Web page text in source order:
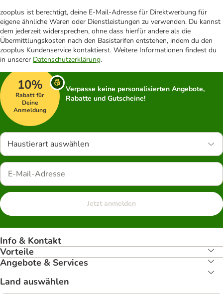
zooplus ist berechtigt, deine E-Mail-Adresse für Direktwerbung für
eigene ähnliche Waren oder Dienstleistungen zu verwenden. Du kannst
dem jederzeit widersprechen, ohne dass hierfür andere als die
Übermittlungskosten nach den Basistarifen entstehen, indem du den
zooplus Kundenservice kontaktierst. Weitere Informationen findest du
in unserer Datenschutzerklärung.
10%
Rabatt für
Deine
Anmeldung
Verpasse keine personalisierten Angebote,
Rabatte und Gutscheine!
Haustierart auswählen
Jetzt anmelden
Info & Kontakt
Vorteile
Angebote & Services
Land auswählen